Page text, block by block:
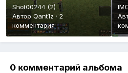
Shot00244 (2)
Автор Qant1z · 2
комментария
0 комментарий альбома